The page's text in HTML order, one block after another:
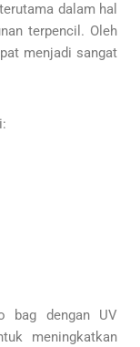
dalam hal
terpencil. Oleh
menjadi sangat
bag dengan UV
meningkatkan